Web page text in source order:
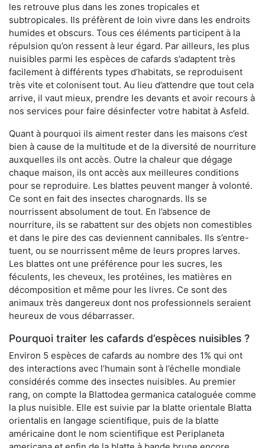
les retrouve plus dans les zones tropicales et
subtropicales. Ils préfèrent de loin vivre dans les endroits
humides et obscurs. Tous ces éléments participent à la
répulsion qu’on ressent à leur égard. Par ailleurs, les plus
nuisibles parmi les espèces de cafards s’adaptent très
facilement à différents types d’habitats, se reproduisent
très vite et colonisent tout. Au lieu d’attendre que tout cela
arrive, il vaut mieux, prendre les devants et avoir recours à
nos services pour faire désinfecter votre habitat à Asfeld.
Quant à pourquoi ils aiment rester dans les maisons c’est
bien à cause de la multitude et de la diversité de nourriture
auxquelles ils ont accès. Outre la chaleur que dégage
chaque maison, ils ont accès aux meilleures conditions
pour se reproduire. Les blattes peuvent manger à volonté.
Ce sont en fait des insectes charognards. Ils se
nourrissent absolument de tout. En l’absence de
nourriture, ils se rabattent sur des objets non comestibles
et dans le pire des cas deviennent cannibales. Ils s’entre-
tuent, ou se nourrissent même de leurs propres larves.
Les blattes ont une préférence pour les sucres, les
féculents, les cheveux, les protéines, les matières en
décomposition et même pour les livres. Ce sont des
animaux très dangereux dont nos professionnels seraient
heureux de vous débarrasser.
Pourquoi traiter les cafards d’espèces nuisibles ?
Environ 5 espèces de cafards au nombre des 1% qui ont
des interactions avec l’humain sont à l’échelle mondiale
considérés comme des insectes nuisibles. Au premier
rang, on compte la Blattodea germanica cataloguée comme
la plus nuisible. Elle est suivie par la blatte orientale Blatta
orientalis en langage scientifique, puis de la blatte
américaine dont le nom scientifique est Periplaneta